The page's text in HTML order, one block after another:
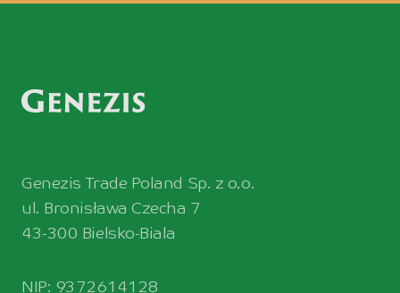
Genezis Trade Poland Sp. z o.o.
ul. Bronisława Czecha 7
43-300 Bielsko-Biala
NIP: 9372614128